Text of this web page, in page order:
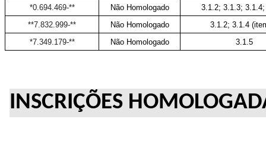
*0.694.469-**
Não Homologado
3.1.2; 3.1.3;
**7.832.999-**
Não Homologado
3.1.2; 3.1.4
*7.349.179-**
Não Homologado 3.1.5
INSCRIÇÕES